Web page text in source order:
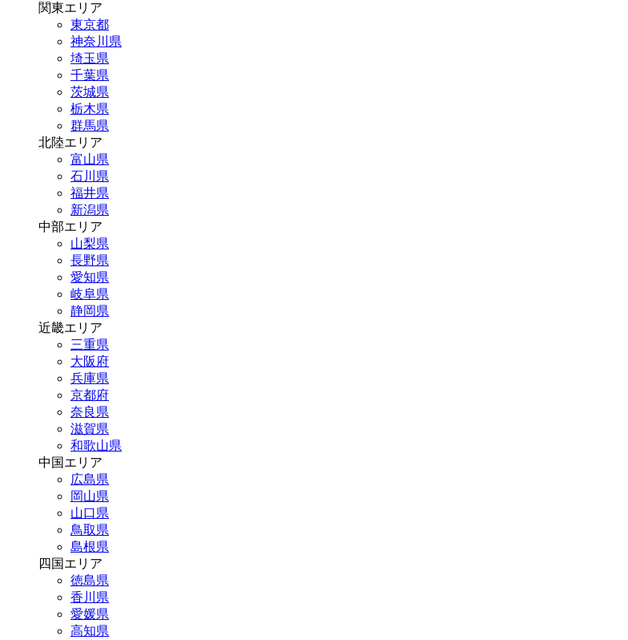
関東エリア
東京都
神奈川県
埼玉県
千葉県
茨城県
栃木県
群馬県
北陸エリア
富山県
石川県
福井県
新潟県
中部エリア
山梨県
長野県
愛知県
岐阜県
静岡県
近畿エリア
三重県
大阪府
兵庫県
京都府
奈良県
滋賀県
和歌山県
中国エリア
広島県
岡山県
山口県
鳥取県
島根県
四国エリア
徳島県
香川県
愛媛県
高知県